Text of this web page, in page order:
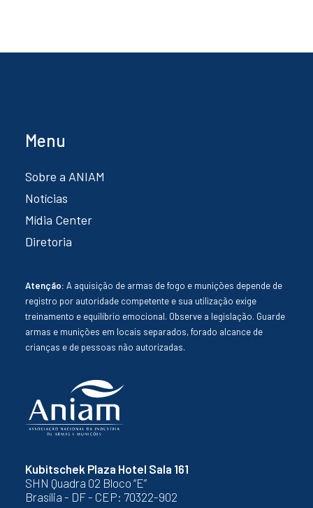
Kubitschek Plaza Hotel Sala 161
SHN Quadra 02 Bloco “E”
Brasília - DF - CEP: 70322-902
Menu
Sobre a ANIAM
Notícias
Mídia Center
Diretoria
Atenção: A aquisição de armas de fogo e munições depende de
registro por autoridade competente e sua utilização exige
treinamento e equilíbrio emocional. Observe a legislação. Guarde
armas e munições em locais separados, forado alcance de
crianças e de pessoas não autorizadas.